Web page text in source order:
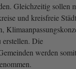
Gleichzeitig sollen
und kreisfreie
erstellen. Die
werden